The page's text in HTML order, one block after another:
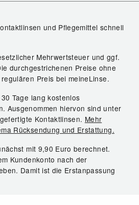
und Pflegemittel schnell
Mehrwertsteuer und ggf.
durchgestrichenen Preise ohne
Preis bei meineLinse.
Tage lang kostenlos
Ausgenommen hiervon sind unter
Kontaktlinsen. Mehr
Rücksendung und Erstattung.
mit 9,90 Euro berechnet.
Kundenkonto nach der
Damit ist die Erstanpassung